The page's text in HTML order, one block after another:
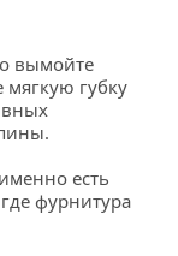
вымойте
мягкую губку
есть
фурнитура